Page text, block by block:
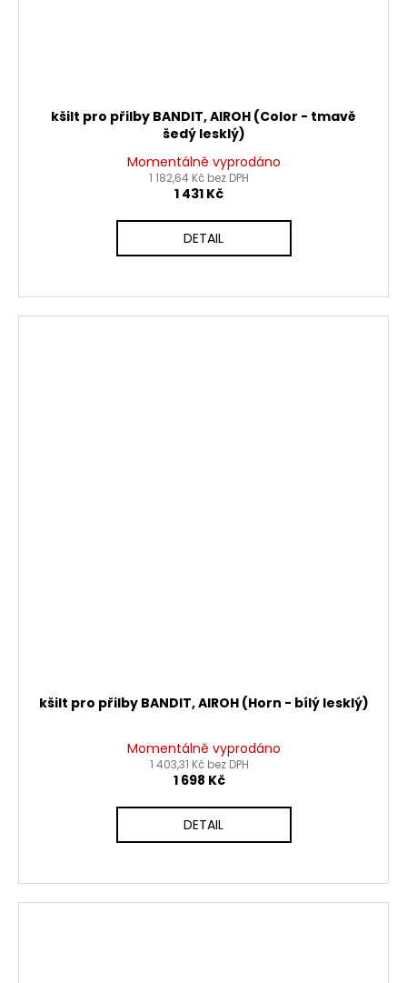
kšilt pro přilby BANDIT, AIROH (Color - tmavě
šedý lesklý)
Momentálně vyprodáno
1 182,64 Kč bez DPH
1 431 Kč
DETAIL
kšilt pro přilby BANDIT, AIROH (Horn - bílý lesklý)
Momentálně vyprodáno
1 403,31 Kč bez DPH
1 698 Kč
DETAIL